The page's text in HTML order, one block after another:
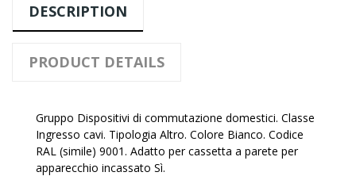
DESCRIPTION
PRODUCT DETAILS
Gruppo Dispositivi di commutazione domestici. Classe
Ingresso cavi. Tipologia Altro. Colore Bianco. Codice
RAL (simile) 9001. Adatto per cassetta a parete per
apparecchio incassato Sì.